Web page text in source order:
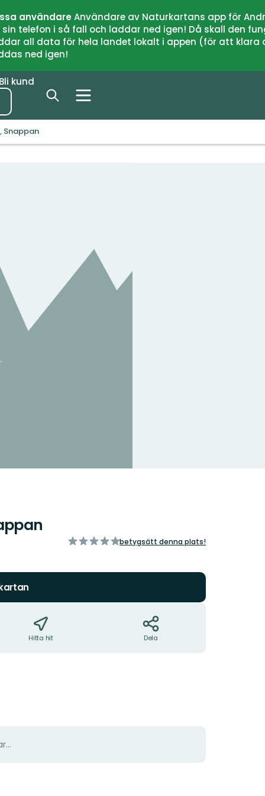
användareAnvändare av Naturkartans app för
telefon i så fall och laddar ned igen! Då skall den
all data för hela landet lokalt i appen (för att
ned igen!
Bli kund
Snappan
av
betygsätt denna plats!
Hitta hit Dela